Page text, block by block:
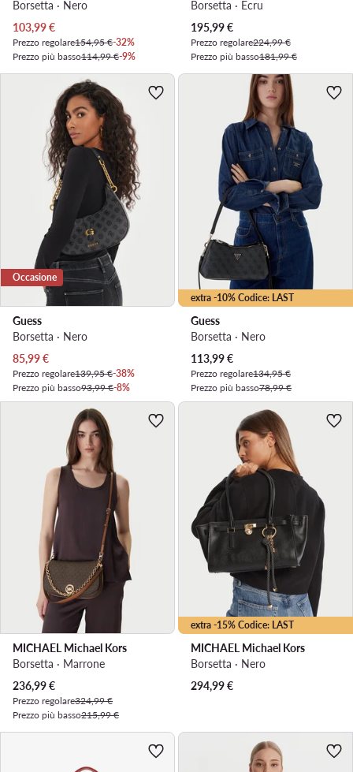
Borsetta · Nero
Prezzo attuale
103,99€
Prezzo regolare154,95 €-32%
Prezzo più basso114,99 €-9%
Borsetta · Écru
Prezzo attuale
195,99€
Prezzo regolare224,99 €
Prezzo più basso181,99 €
Occasione
Guess
Borsetta · Nero
Prezzo attuale
85,99€
Prezzo regolare139,95 €-38%
Prezzo più basso93,99 €-8%
extra -10% Codice: LAST
Guess
Borsetta · Nero
Prezzo attuale
113,99€
Prezzo regolare134,95 €
Prezzo più basso78,99 €
MICHAEL Michael Kors
Borsetta · Marrone
Prezzo attuale
236,99€
Prezzo regolare324,99 €
Prezzo più basso215,99 €
extra -15% Codice: LAST
MICHAEL Michael Kors
Borsetta · Nero
294,99€